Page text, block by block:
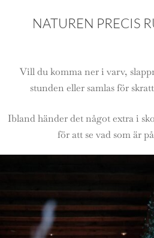
NATUREN PRECIS
Vill du komma ner i varv,
stunden eller samlas för
Ibland händer det något extra i
för att se vad som är